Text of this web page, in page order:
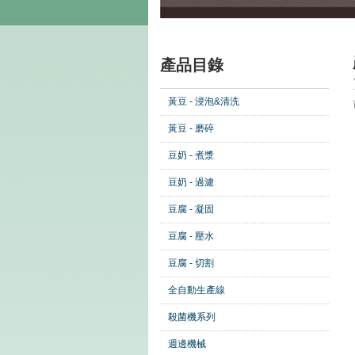
產品目錄
黃豆 - 浸泡&清洗
黃豆 - 磨碎
豆奶 - 煮漿
豆奶 - 過濾
豆腐 - 凝固
豆腐 - 壓水
豆腐 - 切割
全自動生產線
殺菌機系列
週邊機械